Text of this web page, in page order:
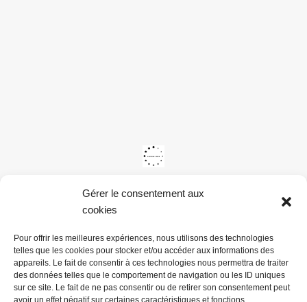
Gérer le consentement aux
cookies
Pour offrir les meilleures expériences, nous utilisons des technologies
telles que les cookies pour stocker et/ou accéder aux informations des
appareils. Le fait de consentir à ces technologies nous permettra de traiter
des données telles que le comportement de navigation ou les ID uniques
sur ce site. Le fait de ne pas consentir ou de retirer son consentement peut
avoir un effet négatif sur certaines caractéristiques et fonctions.